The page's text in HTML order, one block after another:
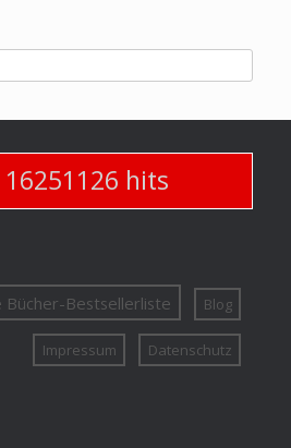
16251126 hits
Bücher-Bestsellerliste Blog
Impressum Datenschutz